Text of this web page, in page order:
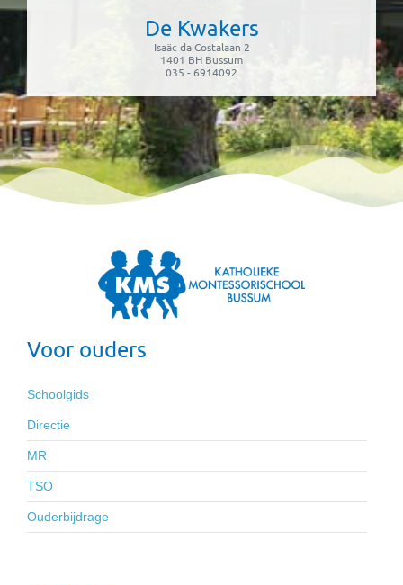
De Kwakers
Isaäc da Costalaan 2
1401 BH Bussum
035 - 6914092
Voor ouders
Schoolgids
Directie
MR
TSO
Ouderbijdrage